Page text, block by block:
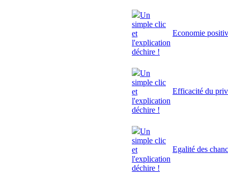
Un
simple clic
et
l'explication
déchire !
Economie
Un
simple clic
et
l'explication
déchire !
Efficacité du
Un
simple clic
et
l'explication
déchire !
Egalité des